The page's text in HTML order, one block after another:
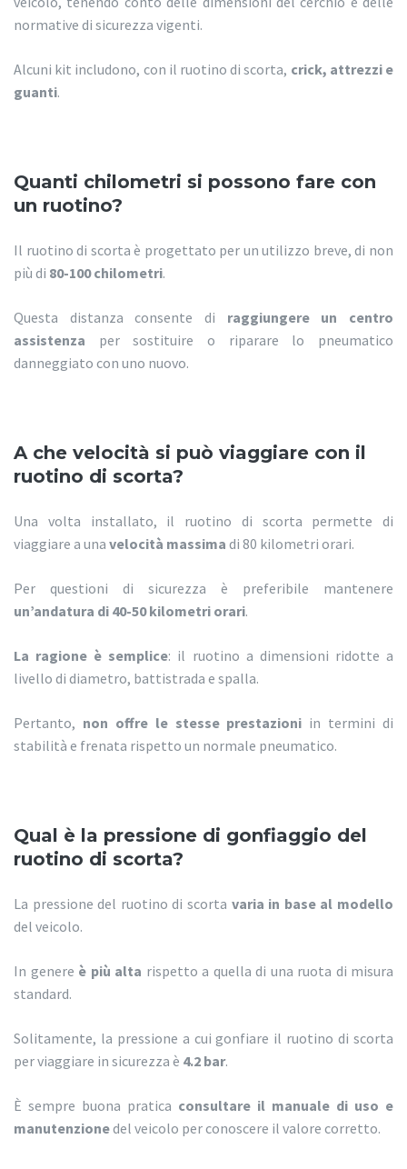
normative di sicurezza vigenti.
Alcuni kit includono, con il ruotino di scorta, crick, attrezzi e
guanti.
Quanti chilometri si possono fare con
un ruotino?
Il ruotino di scorta è progettato per un utilizzo breve, di non
più di 80-100 chilometri.
Questa distanza consente di raggiungere un centro
assistenza per sostituire o riparare lo pneumatico
danneggiato con uno nuovo.
A che velocità si può viaggiare con il
ruotino di scorta?
Una volta installato, il ruotino di scorta permette di
viaggiare a una velocità massima di 80 kilometri orari.
Per questioni di sicurezza è preferibile mantenere
un’andatura di 40-50 kilometri orari.
La ragione è semplice: il ruotino a dimensioni ridotte a
livello di diametro, battistrada e spalla.
Pertanto, non offre le stesse prestazioni in termini di
stabilità e frenata rispetto un normale pneumatico.
Qual è la pressione di gonfiaggio del
ruotino di scorta?
La pressione del ruotino di scorta varia in base al modello
del veicolo.
In genere è più alta rispetto a quella di una ruota di misura
standard.
Solitamente, la pressione a cui gonfiare il ruotino di scorta
per viaggiare in sicurezza è 4.2 bar.
È sempre buona pratica consultare il manuale di uso e
manutenzionedel veicolo per conoscere il valore corretto.